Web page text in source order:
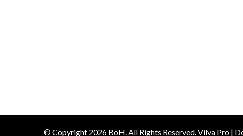
© Copyright 2026 BoH. All Rights Reserved.Vilva Pro |